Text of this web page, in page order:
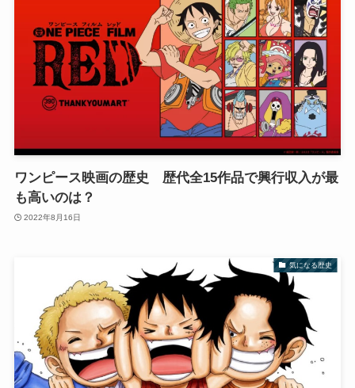
ワンピース映画の歴史 歴代全15作品で興行収入が最
も高いのは？
2022年8月16日
気になる歴史